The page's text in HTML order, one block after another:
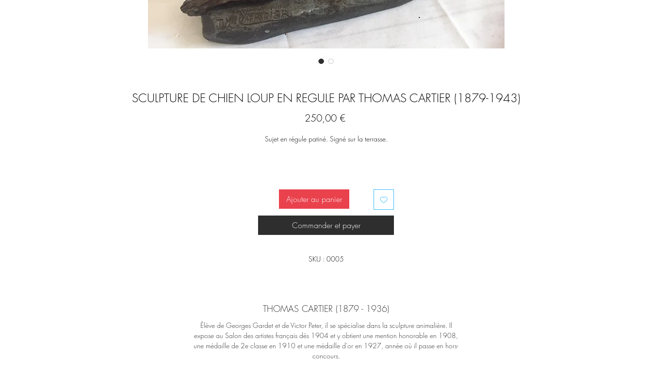
SCULPTURE DE CHIEN LOUP EN REGULE PAR THOMAS CARTIER (1879-1943)
250,00 €Prix
Sujet en régule patiné. Signé sur la terrasse.
Usures à la patine
Ajouter au panier
Commander et payer
SKU : 0005
THOMAS CARTIER (1879 - 1936)
Élève de Georges Gardet et de Victor Peter, il se spécialise dans la sculpture animalière. Il
expose au Salon des artistes français dès 1904 et y obtient une mention honorable en 1908,
une médaille de 2e classe en 1910 et une médaille d'or en 1927, année où il passe en hors-
concours.